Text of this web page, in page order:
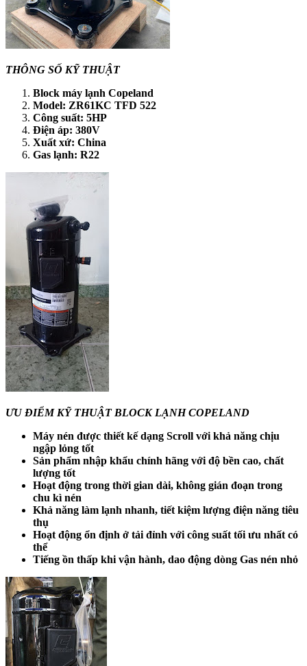
THÔNG SỐ KỸ THUẬT
Block máy lạnh Copeland
Model: ZR61KC TFD 522
Công suất: 5HP
Điện áp: 380V
Xuất xứ: China
Gas lạnh: R22
ƯU ĐIỂM KỸ THUẬT BLOCK LẠNH COPELAND
Máy nén được thiết kế dạng Scroll với khả năng chịu
ngập lỏng tốt
Sản phẩm nhập khẩu chính hãng với độ bền cao, chất
lượng tốt
Hoạt động trong thời gian dài, không gián đoạn trong
chu kì nén
Khả năng làm lạnh nhanh, tiết kiệm lượng điện năng tiêu
thụ
Hoạt động ổn định ở tải đỉnh với công suất tối ưu nhất có
thể
Tiếng ồn thấp khi vận hành, dao động dòng Gas nén nhỏ